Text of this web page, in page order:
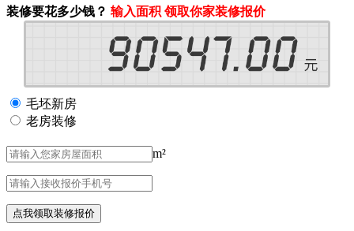
装修要花多少钱？ 输入面积 领取你家装修报价
毛坯新房
老房装修
m²
点我领取装修报价